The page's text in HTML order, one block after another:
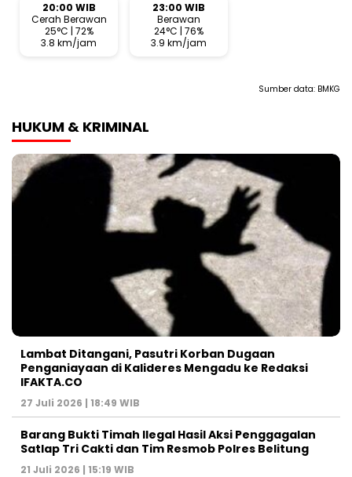
20:00 WIB
Cerah Berawan
25°C | 72%
3.8 km/jam
23:00 WIB
Berawan
24°C | 76%
3.9 km/jam
Sumber data: BMKG
HUKUM & KRIMINAL
Lambat Ditangani, Pasutri Korban Dugaan
Penganiayaan di Kalideres Mengadu ke Redaksi
IFAKTA.CO
27 Juli 2026 | 18:49 WIB
Barang Bukti Timah Ilegal Hasil Aksi Penggagalan
Satlap Tri Cakti dan Tim Resmob Polres Belitung
21 Juli 2026 | 15:19 WIB